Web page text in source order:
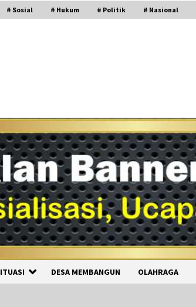
# Sosial # Hukum # Politik # Nasional
DESA MEMBANGUN OLAHRAGA